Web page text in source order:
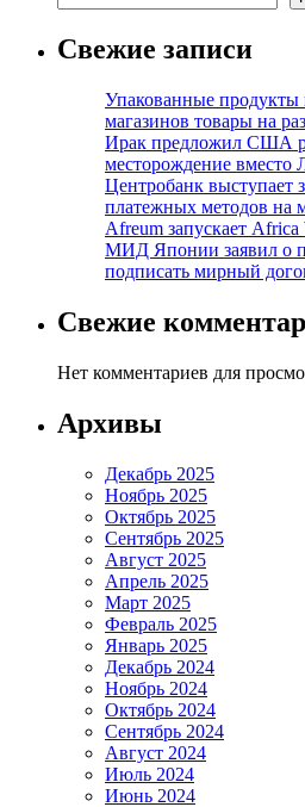
Свежие записи
Упакованные продукты
магазинов товары на
Ирак предложил США
месторождение
Центробанк выступает
платежных методов на
Afreum запускает
МИД Японии заявил о
подписать мирный
Свежие
Нет комментариев для
Архивы
Декабрь 2025
Ноябрь 2025
Октябрь 2025
Сентябрь 2025
Август 2025
Апрель 2025
Март 2025
Февраль 2025
Январь 2025
Декабрь 2024
Ноябрь 2024
Октябрь 2024
Сентябрь 2024
Август 2024
Июль 2024
Июнь 2024